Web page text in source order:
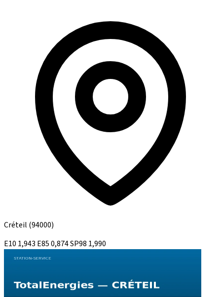
Créteil (94000)
E10 1,943 E850,874SP98 1,990